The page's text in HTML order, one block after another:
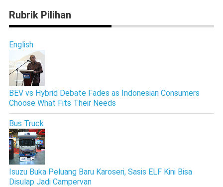
Rubrik Pilihan
English
BEV vs Hybrid Debate Fades as Indonesian Consumers
Choose What Fits Their Needs
Bus Truck
Isuzu Buka Peluang Baru Karoseri, Sasis ELF Kini Bisa
Disulap Jadi Campervan